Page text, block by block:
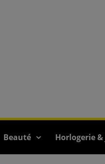
Beauté Horlogerie